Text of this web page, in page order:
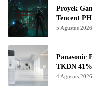
Proyek
Tencent
5 Agustus 2026
Panasonic
TKDN 41%
4 Agustus 2026